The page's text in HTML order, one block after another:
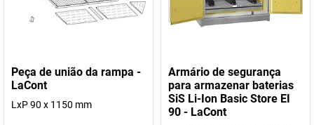
Peça de união da rampa -
LaCont
LxP 90 x 1150 mm
Armário de segurança
para armazenar baterias
SiS Li-Ion Basic Store EI
90 - LaCont